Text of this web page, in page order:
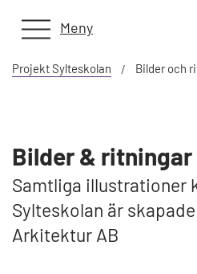
Meny
Projekt Sylteskolan Bilder och
Bilder & ritningar
Samtliga illustrationer
Sylteskolan är
Arkitektur AB